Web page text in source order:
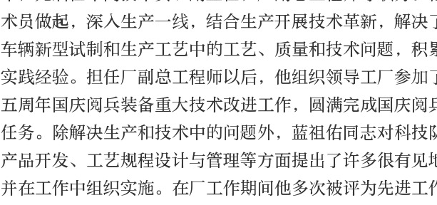
术员做起，深入生产一线，结合生产开展技术革新，解决
车辆新型试制和生产工艺中的工艺、质量和技术问题，积
实践经验。担任厂副总工程师以后，他组织领导工厂参加
五周年国庆阅兵装备重大技术改进工作，圆满完成国庆阅
任务。除解决生产和技术中的问题外，蓝祖佑同志对科技
产品开发、工艺规程设计与管理等方面提出了许多很有见
并在工作中组织实施。在厂工作期间他多次被评为先进工